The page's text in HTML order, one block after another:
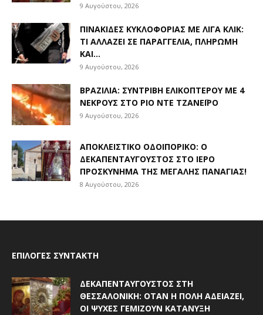
9 Αυγούστου, 2026
ΠΙΝΑΚΊΔΕΣ ΚΥΚΛΟΦΟΡΊΑΣ ΜΕ ΛΊΓΑ ΚΛΙΚ:
ΤΙ ΑΛΛΆΖΕΙ ΣΕ ΠΑΡΑΓΓΕΛΊΑ, ΠΛΗΡΩΜΉ
ΚΑΙ...
9 Αυγούστου, 2026
ΒΡΑΖΙΛΊΑ: ΣΥΝΤΡΙΒΉ ΕΛΙΚΟΠΤΈΡΟΥ ΜΕ 4
ΝΕΚΡΟΎΣ ΣΤΟ ΡΊΟ ΝΤΕ ΤΖΑΝΈΙΡΟ
9 Αυγούστου, 2026
ΑΠΟΚΛΕΙΣΤΙΚΟ ΟΔΟΙΠΟΡΙΚΟ: Ο
ΔΕΚΑΠΕΝΤΑΎΓΟΥΣΤΟΣ ΣΤΟ ΙΕΡΌ
ΠΡΟΣΚΎΝΗΜΑ ΤΗΣ ΜΕΓΆΛΗΣ ΠΑΝΑΓΊΑΣ!
8 Αυγούστου, 2026
ΕΠΙΛΟΓΈΣ ΣΥΝΤΆΚΤΗ
ΔΕΚΑΠΕΝΤΑΎΓΟΥΣΤΟΣ ΣΤΗ
ΘΕΣΣΑΛΟΝΊΚΗ: ΌΤΑΝ Η ΠΌΛΗ ΑΔΕΙΆΖΕΙ,
ΟΙ ΨΥΧΈΣ ΓΕΜΊΖΟΥΝ ΚΑΤΆΝΥΞΗ